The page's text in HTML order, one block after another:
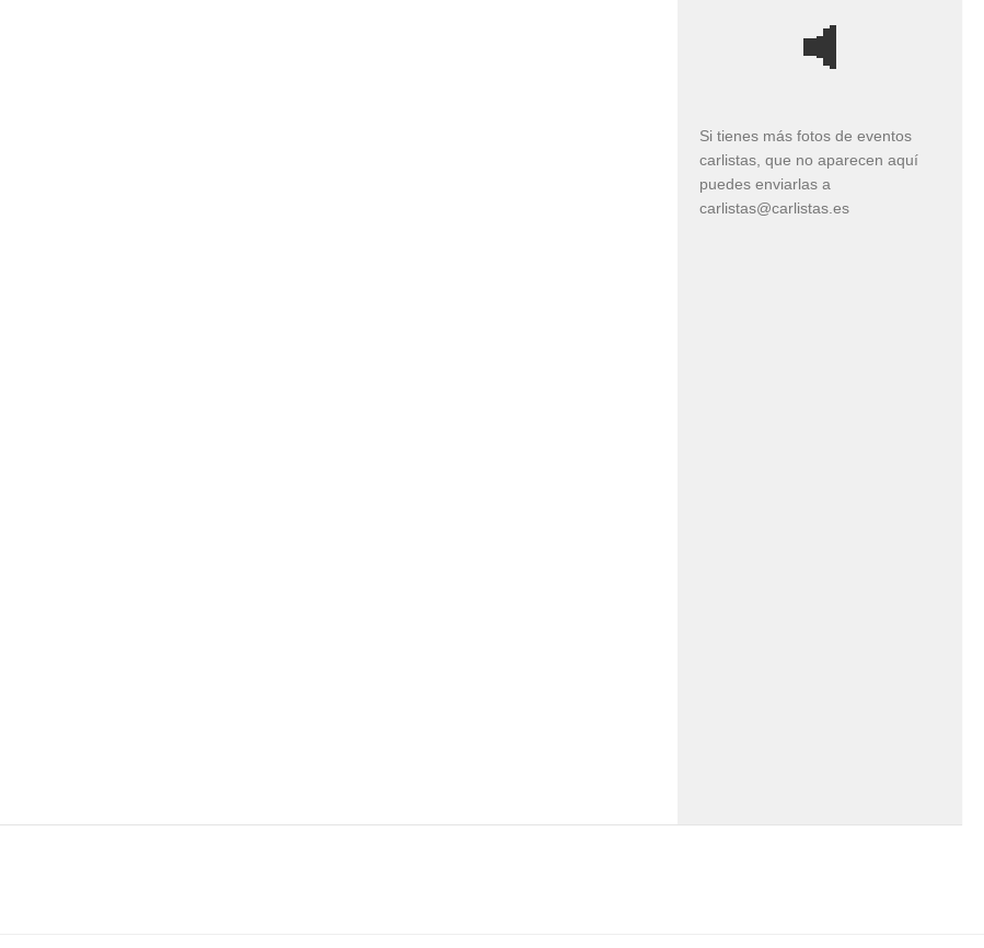
Si tienes más fotos de eventos
carlistas, que no aparecen aquí
puedes enviarlas a
carlistas@carlistas.es